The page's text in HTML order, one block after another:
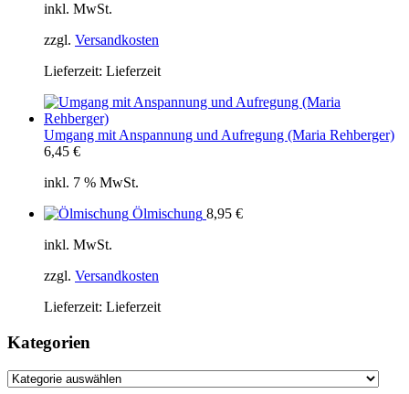
inkl. MwSt.
zzgl. Versandkosten
Lieferzeit: Lieferzeit
Umgang mit Anspannung und Aufregung (Maria Rehberger)
6,45 €
inkl. 7 % MwSt.
Ölmischung 8,95 €
inkl. MwSt.
zzgl. Versandkosten
Lieferzeit: Lieferzeit
Kategorien
Kategorien